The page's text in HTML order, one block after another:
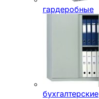
гардеробные
бухгалтерские